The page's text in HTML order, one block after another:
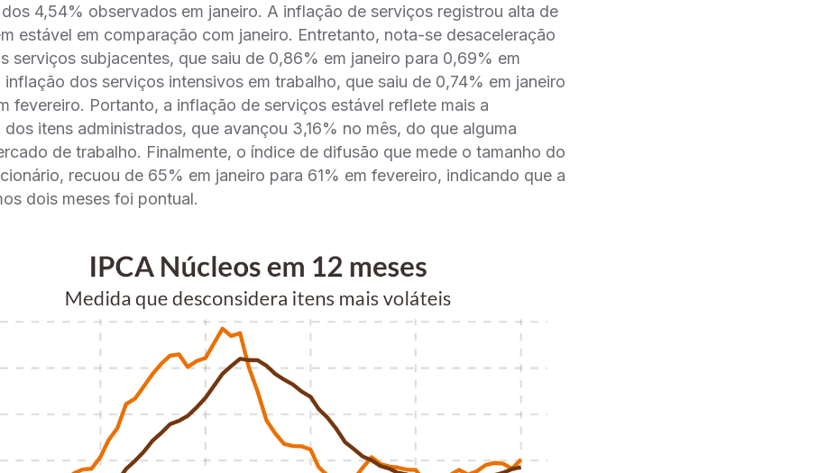
4,54% observados em janeiro. A inflação de serviços registrou alta de
estável em comparação com janeiro. Entretanto, nota-se desaceleração
serviços subjacentes, que saiu de 0,86% em janeiro para 0,69% em
inflação dos serviços intensivos em trabalho, que saiu de 0,74% em janeiro
fevereiro. Portanto, a inflação de serviços estável reflete mais a
itens administrados, que avançou 3,16% no mês, do que alguma
de trabalho. Finalmente, o índice de difusão que mede o tamanho do
recuou de 65% em janeiro para 61% em fevereiro, indicando que a
dois meses foi pontual.